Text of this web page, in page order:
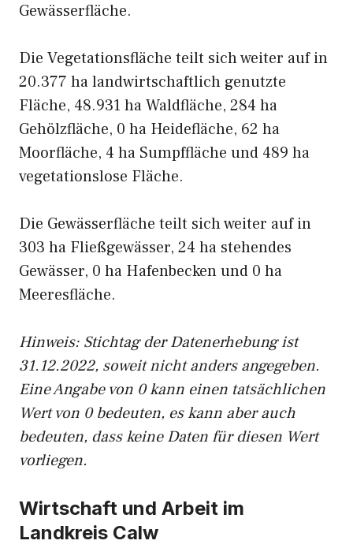
Gewässerfläche.
Die Vegetationsfläche teilt sich weiter auf in
20.377 ha landwirtschaftlich genutzte
Fläche, 48.931 ha Waldfläche, 284 ha
Gehölzfläche, 0 ha Heidefläche, 62 ha
Moorfläche, 4 ha Sumpffläche und 489 ha
vegetationslose Fläche.
Die Gewässerfläche teilt sich weiter auf in
303 ha Fließgewässer, 24 ha stehendes
Gewässer, 0 ha Hafenbecken und 0 ha
Meeresfläche.
Hinweis: Stichtag der Datenerhebung ist
31.12.2022, soweit nicht anders angegeben.
Eine Angabe von 0 kann einen tatsächlichen
Wert von 0 bedeuten, es kann aber auch
bedeuten, dass keine Daten für diesen Wert
vorliegen.
Wirtschaft und Arbeit im
Landkreis Calw